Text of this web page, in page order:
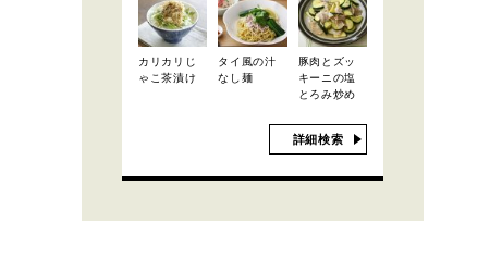
カリカリじ
ゃこ茶漬け
タイ風の汁
なし麺
豚肉とズッ
キーニの塩
とろみ炒め
詳細検索